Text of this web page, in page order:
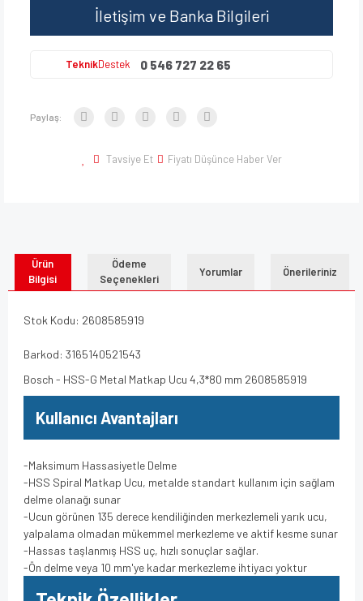
İletişim ve Banka Bilgileri
TeknikDestek 0 546 727 22 65
Paylaş:
Tavsiye Et Fiyatı Düşünce Haber Ver
Ürün
Bilgisi
Ödeme
Seçenekleri
Yorumlar Önerileriniz
Stok Kodu: 2608585919
Barkod: 3165140521543
Bosch - HSS-G Metal Matkap Ucu 4,3*80 mm 2608585919
Kullanıcı Avantajları
-Maksimum Hassasiyetle Delme
-HSS Spiral Matkap Ucu, metalde standart kullanım için sağlam
delme olanağı sunar
-Ucun görünen 135 derece kendiliğinden merkezlemeli yarık ucu,
yalpalama olmadan mükemmel merkezleme ve aktif kesme sunar
-Hassas taşlanmış HSS uç, hızlı sonuçlar sağlar.
-Ön delme veya 10 mm'ye kadar merkezleme ihtiyacı yoktur